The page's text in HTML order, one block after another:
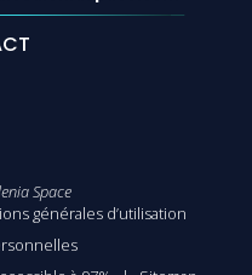
Space
générales d’utilisation